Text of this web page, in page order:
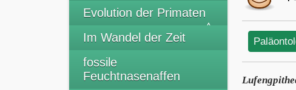
Evolution der Primaten
Im Wandel der Zeit
fossile
Feuchtnasenaffen